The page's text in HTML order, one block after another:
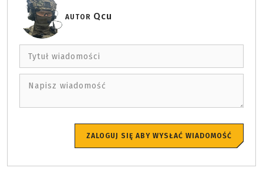
AUTOR Qcu
Tytuł wiadomości
Napisz wiadomość
ZALOGUJ SIĘ ABY WYSŁAĆ WIADOMOŚĆ